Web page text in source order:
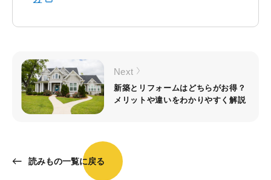
読みもの一覧に戻る
Next
新築とリフォームはどちらがお得？
メリットや違いをわかりやすく解説